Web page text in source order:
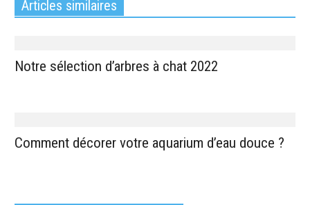
Articles similaires
Notre sélection d’arbres à chat 2022
Comment décorer votre aquarium d’eau douce ?